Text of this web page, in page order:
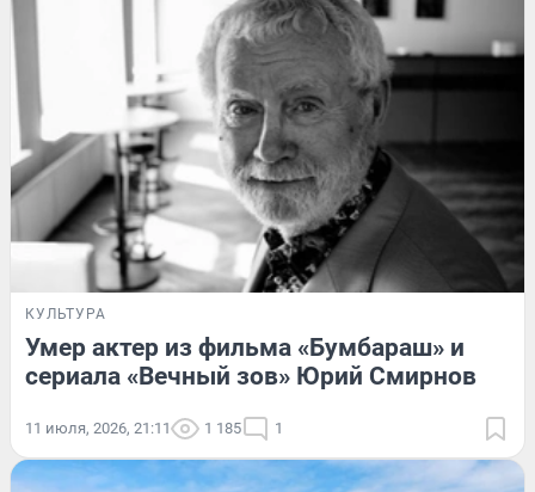
КУЛЬТУРА
Умер актер из фильма «Бумбараш» и
сериала «Вечный зов» Юрий Смирнов
11 июля, 2026, 21:11 1 185 1